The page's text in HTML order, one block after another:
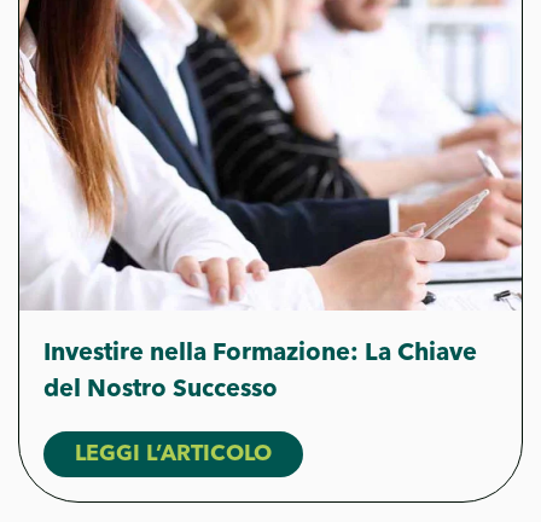
Investire nella Formazione: La Chiave
del Nostro Successo
LEGGI L’ARTICOLO